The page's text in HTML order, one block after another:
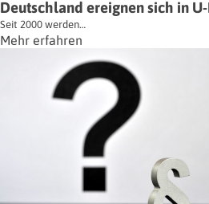
Deutschland ereignen sich in
Seit 2000 werden…
Mehr erfahren